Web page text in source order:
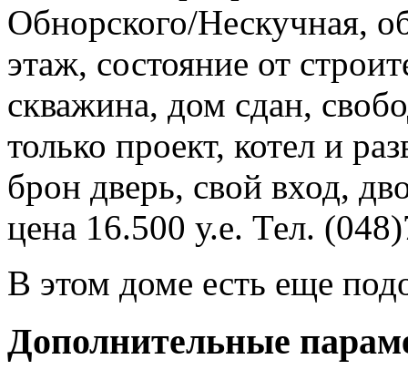
Обнорского/Нескучная,
этаж, состояние от
скважина, дом сдан,
только проект, котел и
брон дверь, свой вход,
цена 16.500 у.е. Тел.
В этом доме есть еще
Дополнительные